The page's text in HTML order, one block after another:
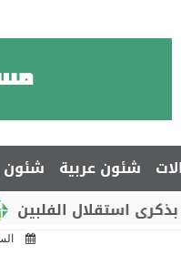
شئون عربية شئون
رئيس الفلبين